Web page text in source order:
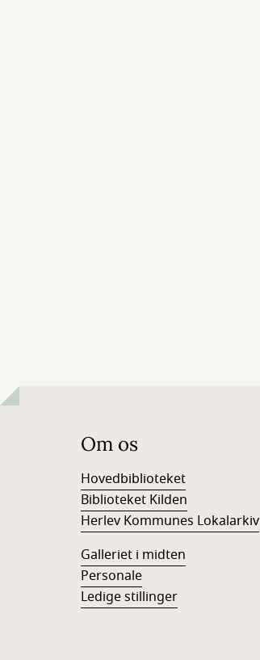
Om os
Hovedbiblioteket
Biblioteket Kilden
Herlev Kommunes Lokalarkiv
Galleriet i midten
Personale
Ledige stillinger